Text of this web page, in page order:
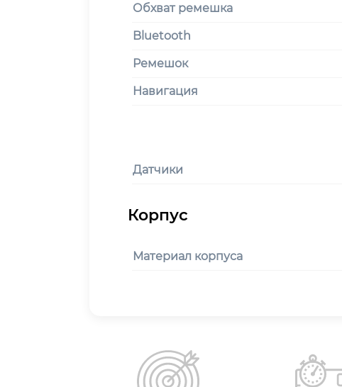
Обхват ремешка
Bluetooth
Ремешок
Навигация
Датчики
Материал корпуса